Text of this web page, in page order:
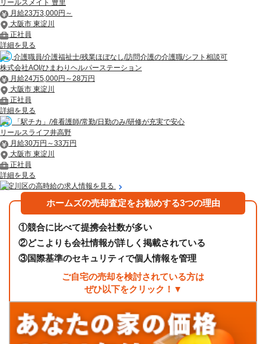
リールスメイト 豊里
月給23万3,000円～
大阪市 東淀川
正社員
詳細を見る
介護職員/介護福祉士/残業ほぼなし/訪問介護の介護職/シフト相談可
株式会社AOI/ひまわりヘルパーステーション
月給24万5,000円～28万円
大阪市 東淀川
正社員
詳細を見る
「駅チカ」/准看護師/常勤/日勤のみ/研修が充実で安心
リールスライフ井高野
月給30万円～33万円
大阪市 東淀川
正社員
詳細を見る
東淀川区の高時給の求人情報を見る
ホームズの売却査定をお勧めする3つの理由
①競合に比べて提携会社数が多い
②どこよりも会社情報が詳しく掲載されている
③国際基準のセキュリティで個人情報を管理
ご自宅の売却を検討されている方は
ぜひ以下をクリック！▼